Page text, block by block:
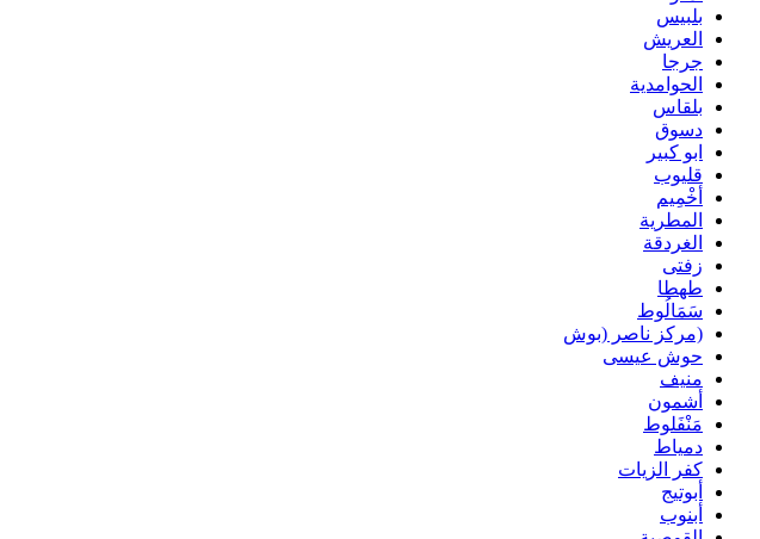
بلبيس
العريش
جرجا
الحوامدية
بلقاس
دسوق
ابو كبير
قليوب
أخْمِيم
المطرية
الغردقة
زفتى
طهطا
سَمَالُوط
(مركز ناصر (بوش
حوش عيسى
منيف
أشمون
مَنْفَلوط
دمياط
كفر الزيات
أبوتيج
أبنوب